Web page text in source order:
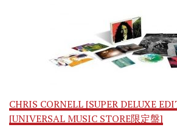
CHRIS CORNELL [SUPER DELUXE
[UNIVERSAL MUSIC STORE限定盤]